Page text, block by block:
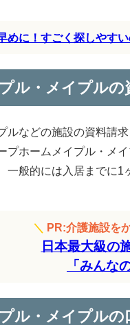
めに！すごく探しやす
ル・メイプルの
ルなどの施設の資料請
プホームメイプル・メ
一般的には入居までに1
＼ PR:介護施設を
日本最大級の
「みんな
ル・メイプルの